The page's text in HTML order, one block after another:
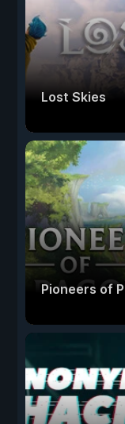
Lost Skies
Pioneers of